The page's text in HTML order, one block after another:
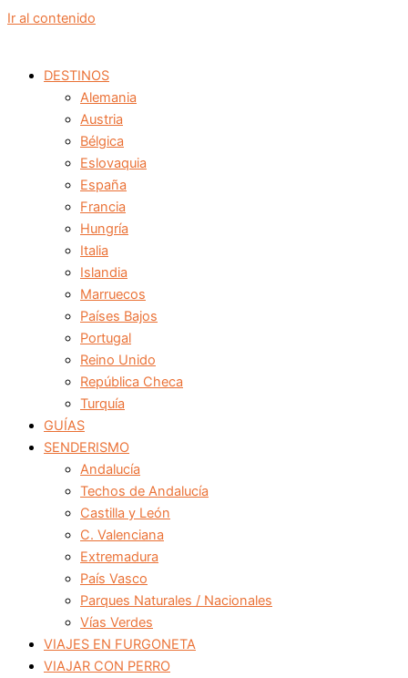
Ir al contenido
DESTINOS
Alemania
Austria
Bélgica
Eslovaquia
España
Francia
Hungría
Italia
Islandia
Marruecos
Países Bajos
Portugal
Reino Unido
República Checa
Turquía
GUÍAS
SENDERISMO
Andalucía
Techos de Andalucía
Castilla y León
C. Valenciana
Extremadura
País Vasco
Parques Naturales / Nacionales
Vías Verdes
VIAJES EN FURGONETA
VIAJAR CON PERRO